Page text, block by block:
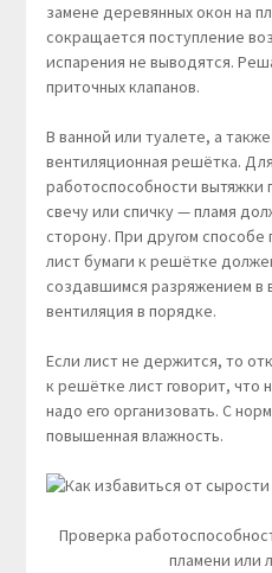
замене деревянных окон на
сокращается поступление
испарения не выводятся.
приточных клапанов.
В ванной или туалете, а
вентиляционная решётка.
работоспособности вытяжки
свечу или спичку — пламя
сторону. При другом
лист бумаги к решётке
создавшимся разряжением в
вентиляция в порядке.
Если лист не держится, то
к решётке лист говорит, что
надо его организовать. С
повышенная влажность.
Проверка
пламени или